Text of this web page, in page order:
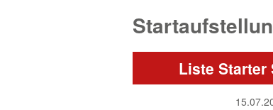
Liste Starter